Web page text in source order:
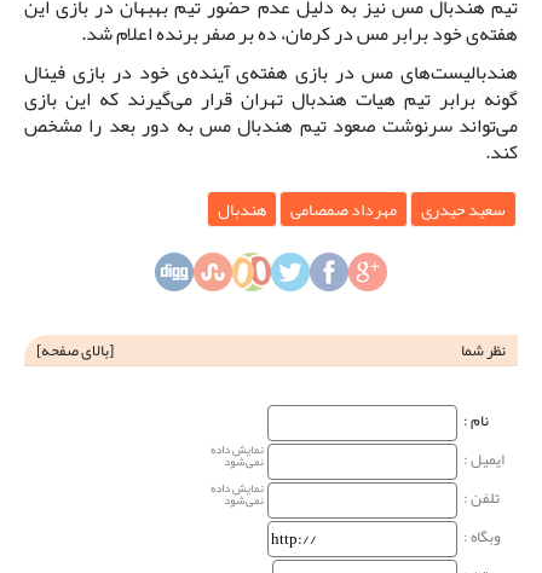
هفته‌ی خود برابر مس در کرمان، ده بر صفر برنده اعلام شد.
هندبالیست‌های مس در بازی هفته‌ی آینده‌ی خود در بازی فینال
گونه برابر تیم هیات هندبال تهران قرار می‌گیرند که این بازی
می‌تواند سرنوشت صعود تیم هندبال مس به دور بعد را مشخص
کند.
سعید حیدری مهرداد صمصامی هندبال
نظر شما [بالای صفحه]
نام‌ :
ایمیل :
نمایش داده
نمی‌شود
تلفن : نمایش داده
نمی‌شود
وبگاه‌ :